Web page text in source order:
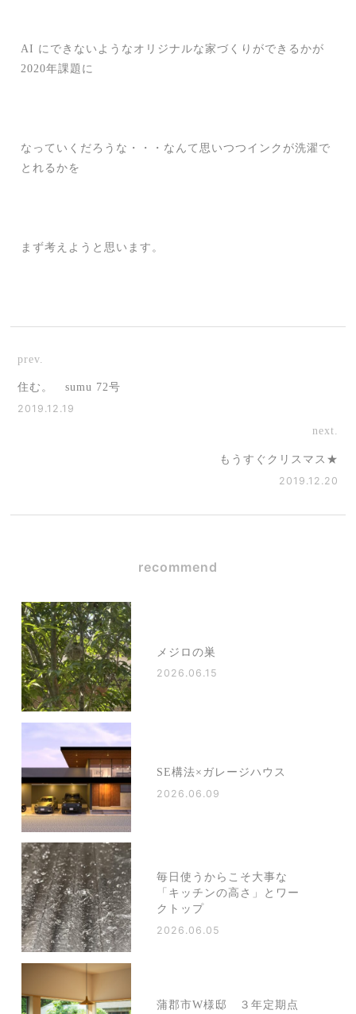
AI にできないようなオリジナルな家づくりができるかが
2020年課題に
なっていくだろうな・・・なんて思いつつインクが洗濯で
とれるかを
まず考えようと思います。
prev.
住む。 sumu 72号
2019.12.19
next.
もうすぐクリスマス★
2019.12.20
recommend
メジロの巣
2026.06.15
SE構法×ガレージハウス
2026.06.09
毎日使うからこそ大事な
「キッチンの高さ」とワー
クトップ
2026.06.05
蒲郡市W様邸 ３年定期点